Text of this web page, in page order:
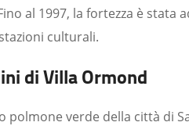
al 1997, la fortezza è stata
culturali.
di Villa Ormond
polmone verde della città di